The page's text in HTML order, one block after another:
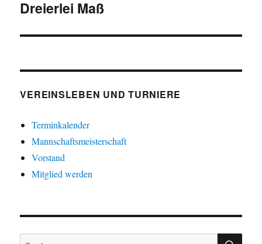
Nächster
Dreierlei Maß
VEREINSLEBEN UND TURNIERE
Terminkalender
Mannschaftsmeisterschaft
Vorstand
Mitglied werden
Suche